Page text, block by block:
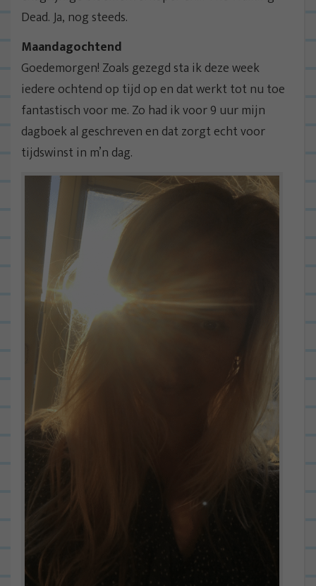
Dead. Ja, nog steeds.
Maandagochtend
Goedemorgen! Zoals gezegd sta ik deze week
iedere ochtend op tijd op en dat werkt tot nu toe
fantastisch voor me. Zo had ik voor 9 uur mijn
dagboek al geschreven en dat zorgt echt voor
tijdswinst in m’n dag.